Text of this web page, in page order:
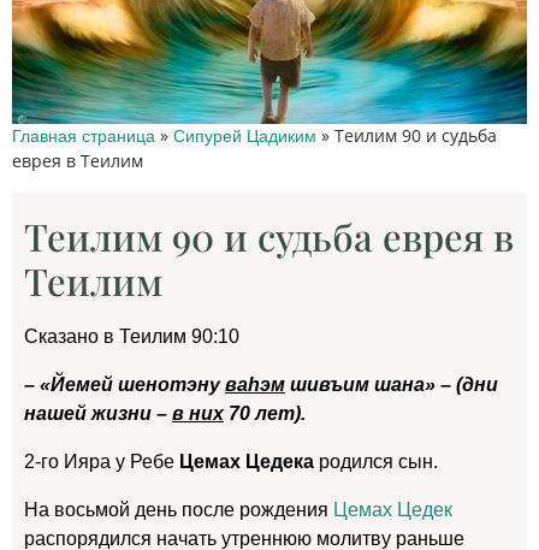
Главная страница » Сипурей Цадиким » Теилим 90 и судьба
еврея в Теилим
Теилим 90 и судьба еврея в
Теилим
Сказано в Теилим 90:10
– «Йемей шенотэнуваhэм шивъим шана» – (дни
нашей жизни – в них70 лет).
2-го Ияра у Ребе Цемах Цедека родился сын.
На восьмой день после рождения Цемах Цедек
распорядился начать утреннюю молитву раньше